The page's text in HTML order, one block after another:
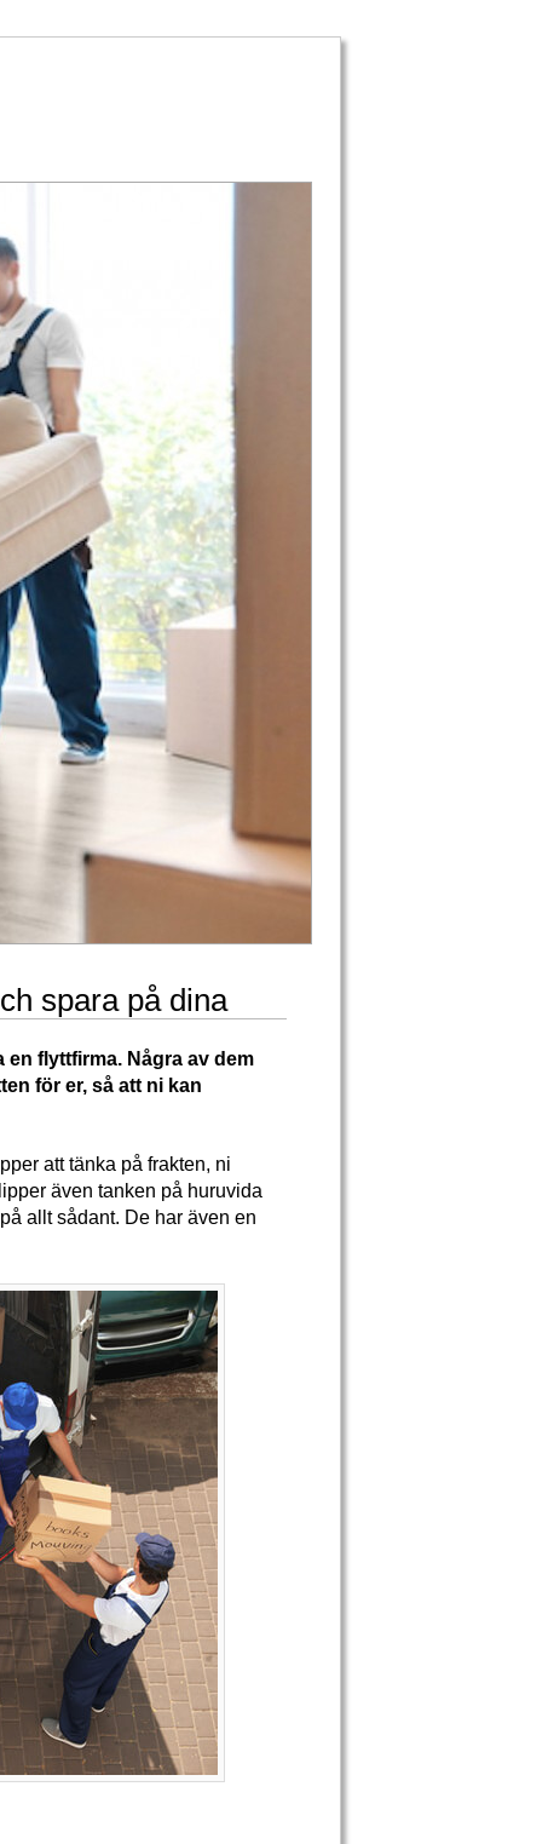
spara på dina
flyttfirma. Några av dem
för er, så att ni kan
att tänka på frakten, ni
även tanken på huruvida
allt sådant. De har även en